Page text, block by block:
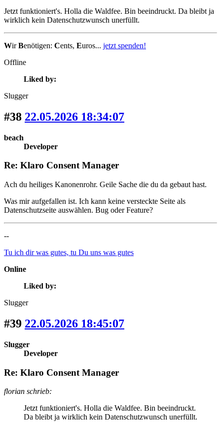
Jetzt funktioniert's. Holla die Waldfee. Bin beeindruckt. Da bleibt ja
wirklich kein Datenschutzwunsch unerfüllt.
WirBenötigen: Cents, Euros... jetzt spenden!
Offline
Liked by:
Slugger
#38 22.05.2026 18:34:07
beach
Developer
Re: Klaro Consent Manager
Ach du heiliges Kanonenrohr. Geile Sache die du da gebaut hast.
Was mir aufgefallen ist. Ich kann keine versteckte Seite als
Datenschutzseite auswählen. Bug oder Feature?
--
Tu ich dir was gutes, tu Du uns was gutes
Online
Liked by:
Slugger
#39 22.05.2026 18:45:07
Slugger
Developer
Re: Klaro Consent Manager
florian schrieb:
Jetzt funktioniert's. Holla die Waldfee. Bin beeindruckt.
Da bleibt ja wirklich kein Datenschutzwunsch unerfüllt.